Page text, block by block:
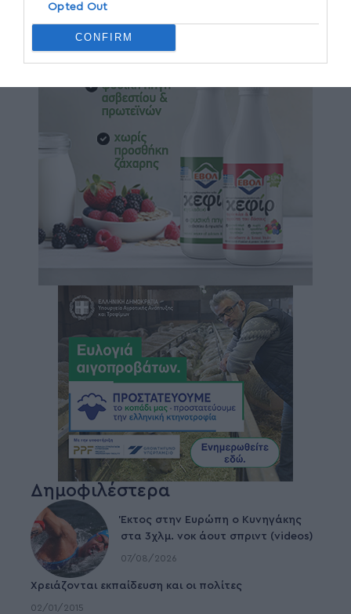
Opted Out
CONFIRM
Δημοφιλέστερα
Έκτος στην Ευρώπη ο Κυνηγάκης
στα 3χλμ. νοκ άουτ σπριντ (videos)
07/08/2026
Χρειάζονται εκπαίδευση και οι πολίτες
02/01/2015